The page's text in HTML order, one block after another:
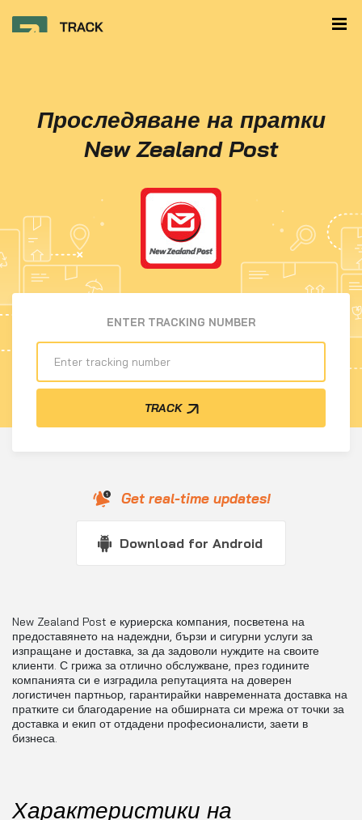
Проследяване на пратки
New Zealand Post
ENTER TRACKING NUMBER
TRACK
Get real-time updates!
Download for Android
New Zealand Post е куриерска компания, посветена на
предоставянето на надеждни, бързи и сигурни услуги за
изпращане и доставка, за да задоволи нуждите на своите
клиенти. С грижа за отлично обслужване, през годините
компанията си е изградила репутацията на доверен
логистичен партньор, гарантирайки навременната доставка на
пратките си благодарение на обширната си мрежа от точки за
доставка и екип от отдадени професионалисти, заети в
бизнеса.
Характеристики на